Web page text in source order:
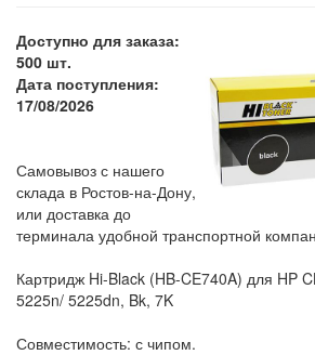
Доступно для заказа:
500 шт.
Дата поступления:
17/08/2026
Самовывоз с нашего
склада в Ростов-на-Дону,
или доставка до
терминала удобной транспортной
Картридж Hi-Black (HB-CE740A) для HP
5225n/ 5225dn, Bk, 7K
Совместимость: с чипом.